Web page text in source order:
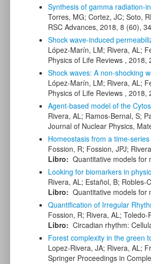
Synthesis of gamma radiation-
Torres, MG; Cortez, JC; Soto,
RSC Advances, 2018, 8 (60),
Shock wave-induced
López-Marín, LM; Rivera, AL;
Physics of Life Reviews , 2018,
Shock waves: A non-shocking
López-Marín, LM; Rivera, AL;
Physics of Life Reviews , 2018,
Agent-based model of the
Rivera, AL; Ramos-Bernal, S;
Journal of Nuclear Physics,
Homeostasis from a time-
Fossion, R; Fossion, JPJ;
Libro: Quantitative models
Looking for biomarkers in
Rivera, AL; Estañol, B; Robles-
Libro: Quantitative models
Quantification of Irregular
Fossion, R; Rivera, AL; Toledo-
Libro: Circadian rhythm:
Forest complexity in the green
Lopez-Rivera, JA; Rivera, AL;
Springer Proceedings in